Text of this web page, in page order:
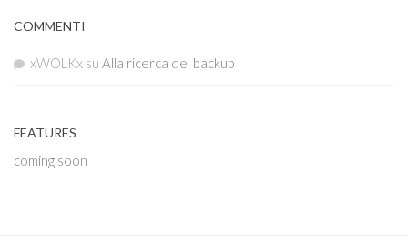
COMMENTI
xWOLKx su Alla ricerca del backup
FEATURES
coming soon